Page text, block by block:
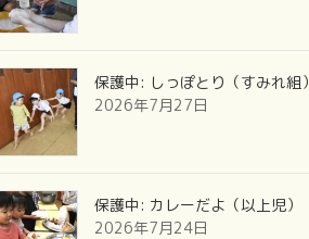
保護中: しっぽとり（すみれ組）
2026年7月27日
保護中: カレーだよ（以上児）
2026年7月24日